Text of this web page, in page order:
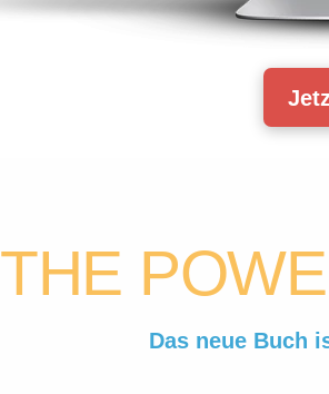
THE
Das neue Buch